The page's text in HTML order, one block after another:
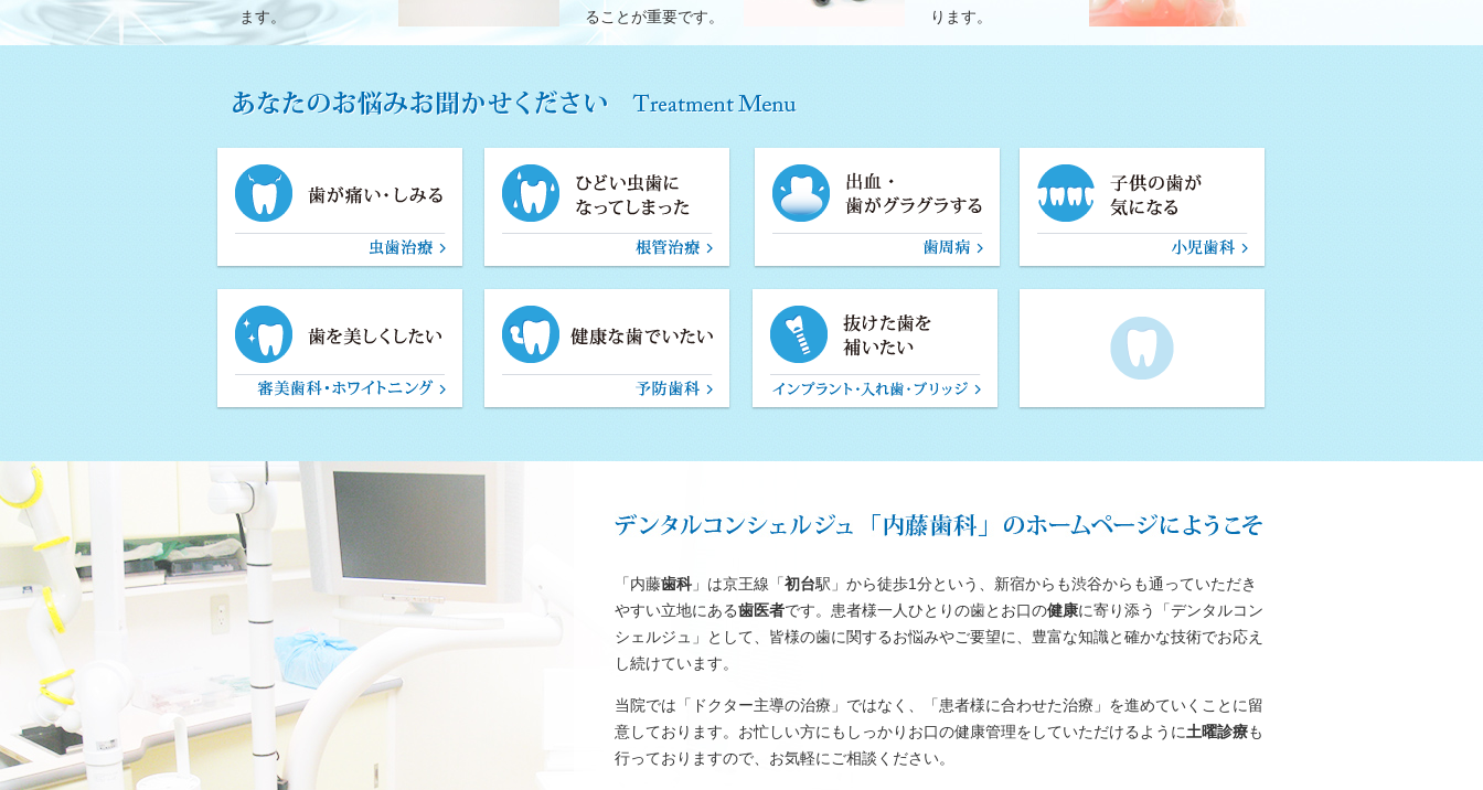
ます。
ることが重要です。
ります。
「内藤歯科 」は京王線「初台駅」から徒歩1分という、新宿からも渋谷からも通っていただき
やすい立地にある歯医者です。患者様一人ひとりの歯とお口の健康に寄り添う「デンタルコン
シェルジュ」として、皆様の歯に関するお悩みやご要望に、豊富な知識と確かな技術でお応え
し続けています。
当院では「ドクター主導の治療」ではなく、「患者様に合わせた治療」を進めていくことに留
意しております。お忙しい方にもしっかりお口の健康管理をしていただけるように土曜診療も
行っておりますので、お気軽にご相談ください。